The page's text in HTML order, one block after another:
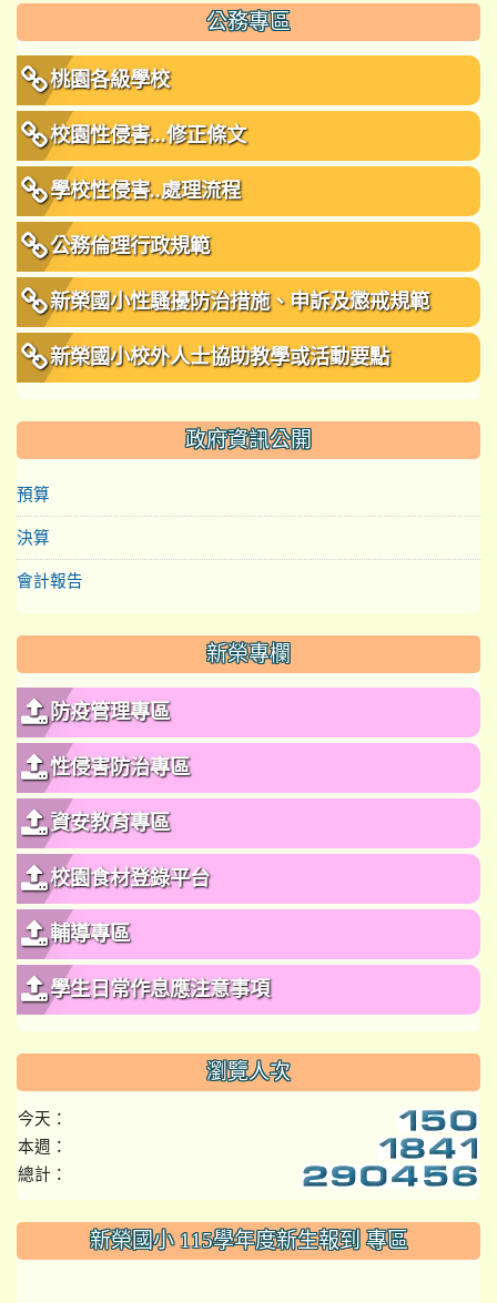
公務專區
桃園各級學校
校園性侵害...修正條文
學校性侵害..處理流程
公務倫理行政規範
新榮國小性騷擾防治措施、申訴及懲戒規範
新榮國小校外人士協助教學或活動要點
政府資訊公開
預算
決算
會計報告
新榮專欄
防疫管理專區
性侵害防治專區
資安教育專區
校園食材登錄平台
輔導專區
學生日常作息應注意事項
瀏覽人次
今天：
本週：
總計：
::: 新榮國小 115學年度新生報到 專區